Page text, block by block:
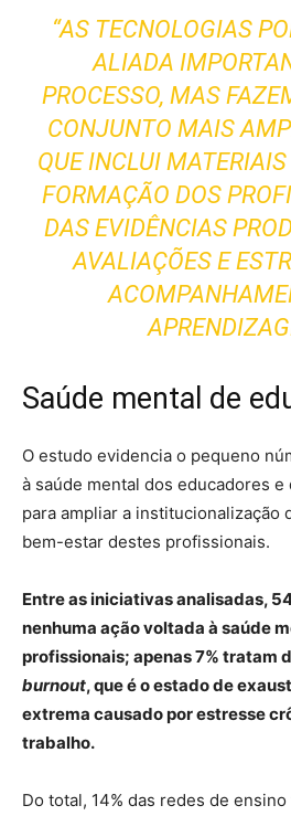
“AS TECNOLOGIAS
ALIADA
PROCESSO, MAS
CONJUNTO MAIS
QUE INCLUI
FORMAÇÃO DOS
DAS EVIDÊNCIAS
AVALIAÇÕES E
Saúde mental de
O estudo evidencia o pequeno
à saúde mental dos educadores e
para ampliar a institucionalização
bem-estar destes profissionais.
Entre as iniciativas analisadas,
nenhuma ação voltada à saúde
profissionais; apenas 7% tratam
burnout, que é o estado de
extrema causado por estresse
trabalho.
Do total, 14% das redes de